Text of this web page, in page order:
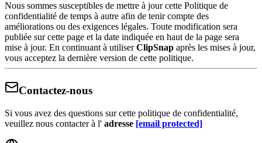
Nous sommes susceptibles de mettre à jour cette Politique de
confidentialité de temps à autre afin de tenir compte des
améliorations ou des exigences légales. Toute modification sera
publiée sur cette page et la date indiquée en haut de la page sera
mise à jour. En continuant à utiliserClipSnap après les mises à jour,
vous acceptez la dernière version de cette politique.
Contactez-nous
Si vous avez des questions sur cette politique de confidentialité,
veuillez nous contacter à l' adresse [email protected]